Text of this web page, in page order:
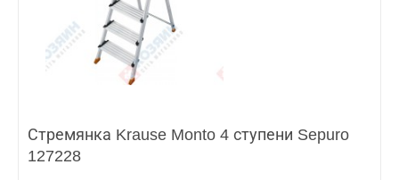
Стремянка Krause Monto 4 ступени Sepuro
127228